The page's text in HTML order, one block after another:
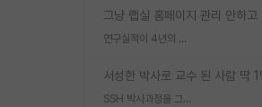
연구실적이 4년의 공백이 있는거 어떻게 생각하냐
SSH 박사과정을 그만두고 지방대 박사로 옮기면 교수의 꿈은 끝일까요?